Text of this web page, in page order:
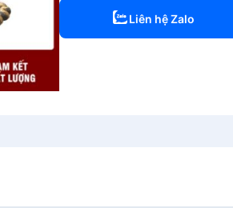
Liên hệ Zalo